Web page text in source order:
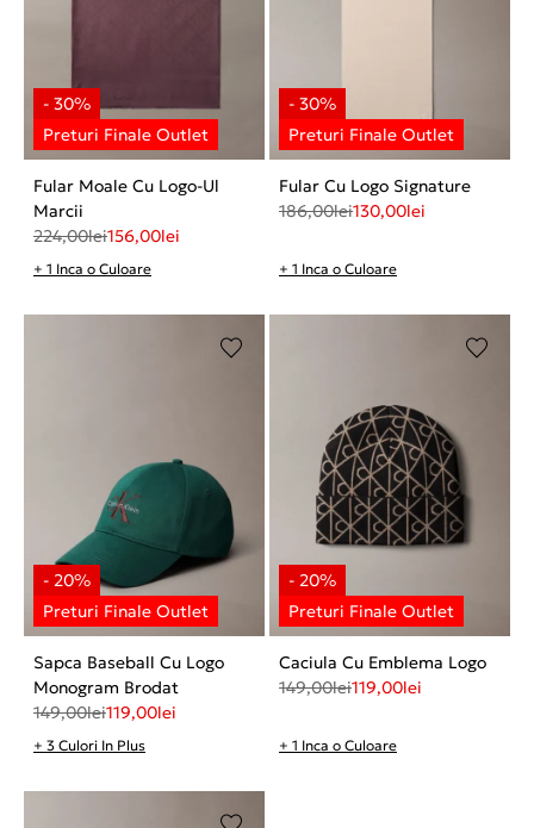
Fular Moale Cu Logo-Ul
Marcii
224,00lei156,00lei
+ 1 Inca o Culoare
Fular Cu Logo Signature
186,00lei130,00lei
+ 1 Inca o Culoare
Sapca Baseball Cu Logo
Monogram Brodat
149,00lei119,00lei
+ 3 Culori In Plus
Caciula Cu Emblema Logo
149,00lei119,00lei
+ 1 Inca o Culoare